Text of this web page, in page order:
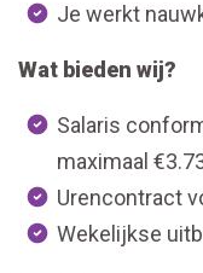
Je werkt
Wat bieden wij?
Salaris
maximaal
Urencontract
Wekelijkse